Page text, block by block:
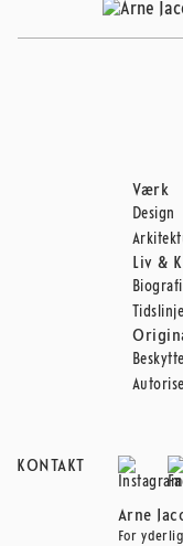
Værk
Design
Liv &
Biografi
Tidslinje
KONTAKT
Arne
For